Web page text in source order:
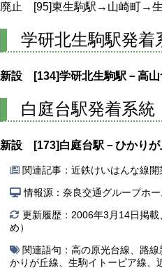
廃止 [95]東生駒駅→山崎町→生
学研北生駒駅発着
新設 [134]学研北生駒駅－高山
白庭台駅発着系統
新設 [173]白庭台駅－ひかりが
関連記事： 近鉄けいはんな線
情報源：奈良交通グループホ
更新履歴：2006年3月14日掲
め）
関連語句： 高の原光台線 路線
かりが丘線
生駒イトーピア線